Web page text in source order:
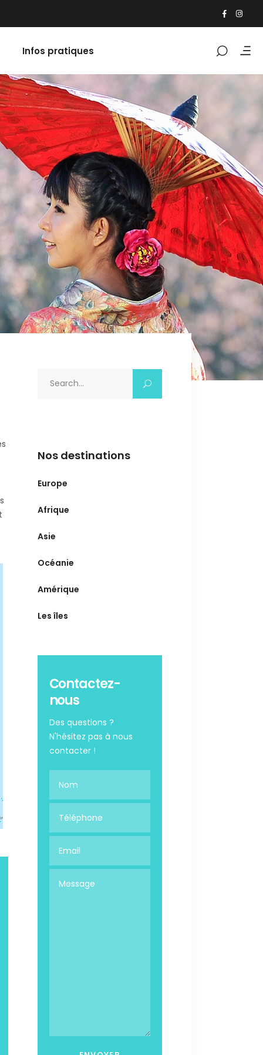
Infos pratiques
Nos destinations
Europe
Afrique
Asie
Océanie
Amérique
Les îles
Contactez-
nous
Des questions ?
N'hésitez pas à nous
contacter !